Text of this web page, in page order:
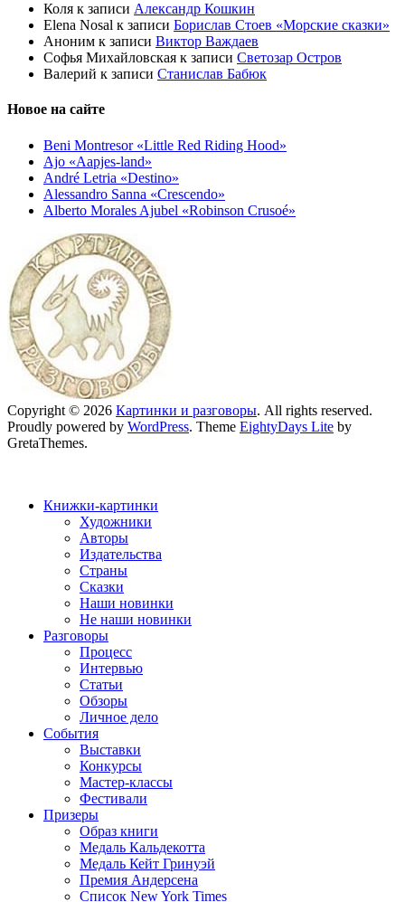
Коля к записи Александр Кошкин
Elena Nosal к записи Борислав Стоев «Морские сказки»
Аноним к записи Виктор Важдаев
Софья Михайловская к записи Светозар Остров
Валерий к записи Станислав Бабюк
Новое на сайте
Beni Montresor «Little Red Riding Hood»
Ajo «Aapjes-land»
André Letria «Destino»
Alessandro Sanna «Crescendo»
Alberto Morales Ajubel «Robinson Crusoé»
Copyright © 2026 Картинки и разговоры. All rights reserved.
Proudly powered by WordPress. Theme EightyDays Lite by
GretaThemes.
Книжки-картинки
Художники
Авторы
Издательства
Страны
Сказки
Наши новинки
Не наши новинки
Разговоры
Процесс
Интервью
Статьи
Обзоры
Личное дело
События
Выставки
Конкурсы
Мастер-классы
Фестивали
Призеры
Образ книги
Медаль Кальдекотта
Медаль Кейт Гринуэй
Премия Андерсена
Список New York Times